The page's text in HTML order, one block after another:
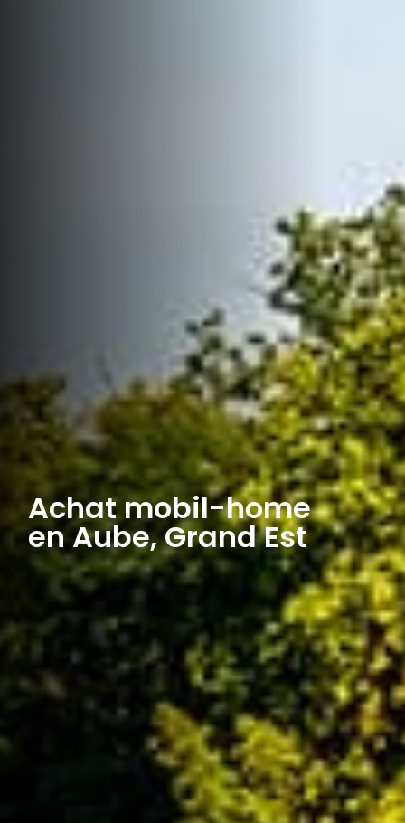
Achat mobil-home
en Aube, Grand Est